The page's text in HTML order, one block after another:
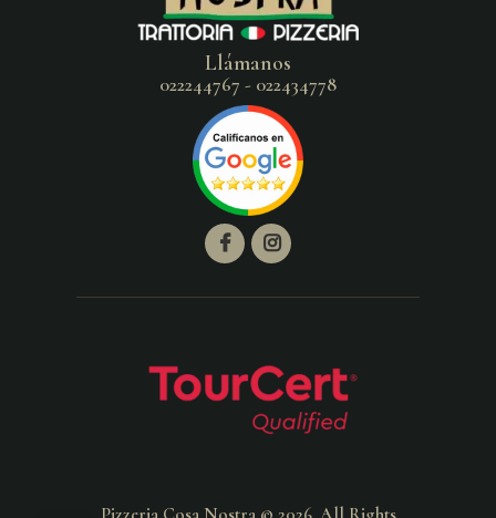
Llámanos
022244767 - 022434778